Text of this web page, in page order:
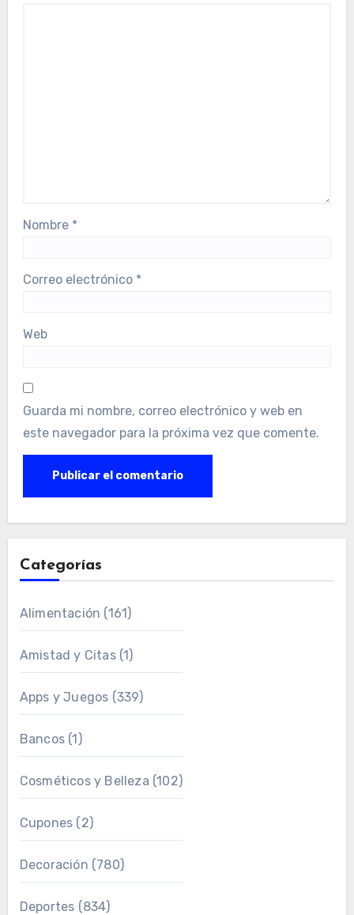
Nombre *
Correo electrónico *
Web
Guarda mi nombre, correo electrónico y web en
este navegador para la próxima vez que comente.
Categorías
Alimentación (161)
Amistad y Citas(1)
Apps y Juegos (339)
Bancos(1)
Cosméticos y Belleza (102)
Cupones (2)
Decoración (780)
Deportes (834)